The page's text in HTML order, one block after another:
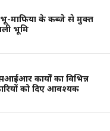
भू-माफिया के कब्जे से मुक्त
भूमि
कार्यों का विभिन्न
को दिए आवश्यक